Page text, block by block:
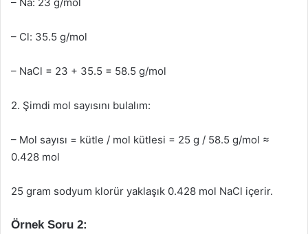
– Cl: 35.5 g/mol
– NaCl = 23 + 35.5 = 58.5 g/mol
2. Şimdi mol sayısını bulalım:
– Mol sayısı = kütle / mol kütlesi = 25 g / 58.5 g/mol ≈
0.428 mol
25 gram sodyum klorür yaklaşık 0.428 mol NaCl içerir.
Örnek Soru 2: